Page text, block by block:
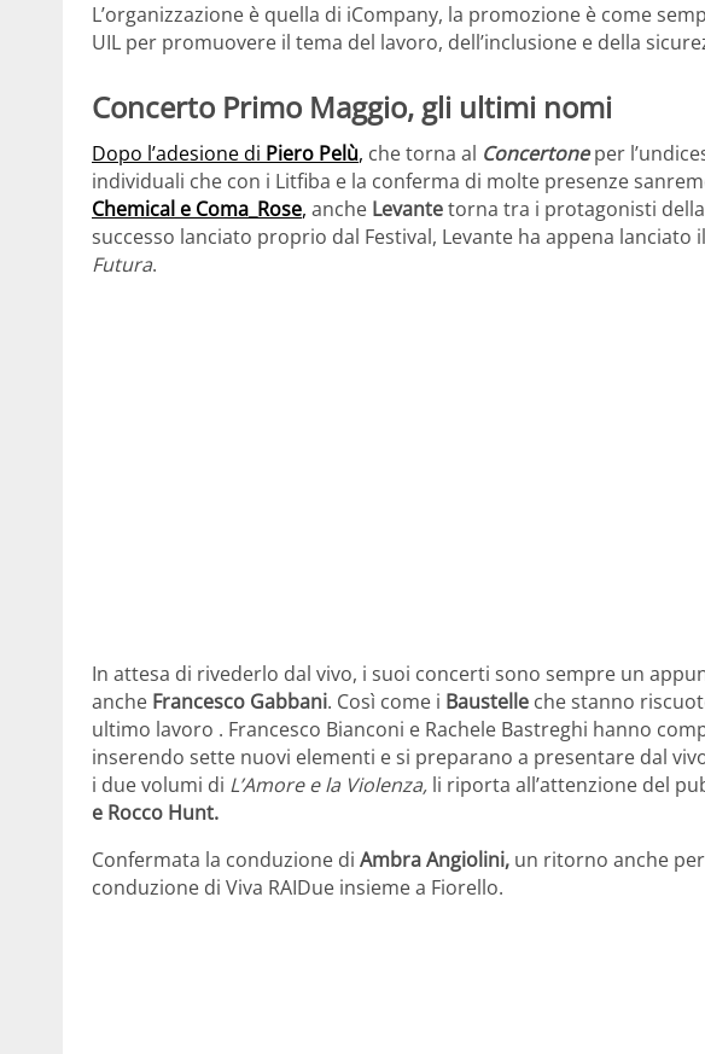
L’organizzazione è quella di iCompany, la promozione è come
UIL per promuovere il tema del lavoro, dell’inclusione e della
Concerto Primo Maggio, gli ultimi nomi
Dopo l’adesione di Piero Pelù, che torna al Concertoneper
individuali che con i Litfiba e la conferma di molte presenze
Chemical e Coma_Rose, anche Levantetorna tra i protagonisti
successo lanciato proprio dal Festival, Levante ha appena
Futura.
In attesa di rivederlo dal vivo, i suoi concerti sono sempre un
anche Francesco Gabbani. Così come i Baustelle che stanno
ultimo lavoro . Francesco Bianconi e Rachele Bastreghi hanno
inserendo sette nuovi elementi e si preparano a presentare dal
i due volumi di L’Amore e la Violenza, li riporta all’attenzione del
e Rocco Hunt.
Confermata la conduzione di Ambra Angiolini, un ritorno anche
conduzione di Viva RAIDue insieme a Fiorello.